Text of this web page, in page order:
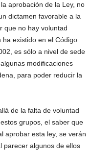
aprobación de la Ley, no
dictamen favorable a la
que no hay voluntad
ha existido en el Código
es sólo a nivel de sede
modificaciones
para poder reducir la
de la falta de voluntad
grupos, el saber que
aprobar esta ley, se verán
parecer algunos de ellos